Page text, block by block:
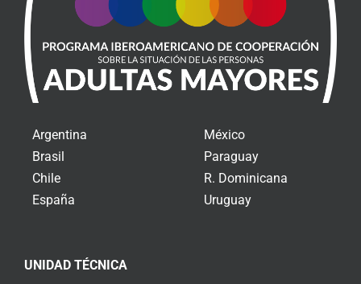
Argentina
Brasil
Chile
España
México
Paraguay
R. Dominicana
Uruguay
UNIDAD TÉCNICA